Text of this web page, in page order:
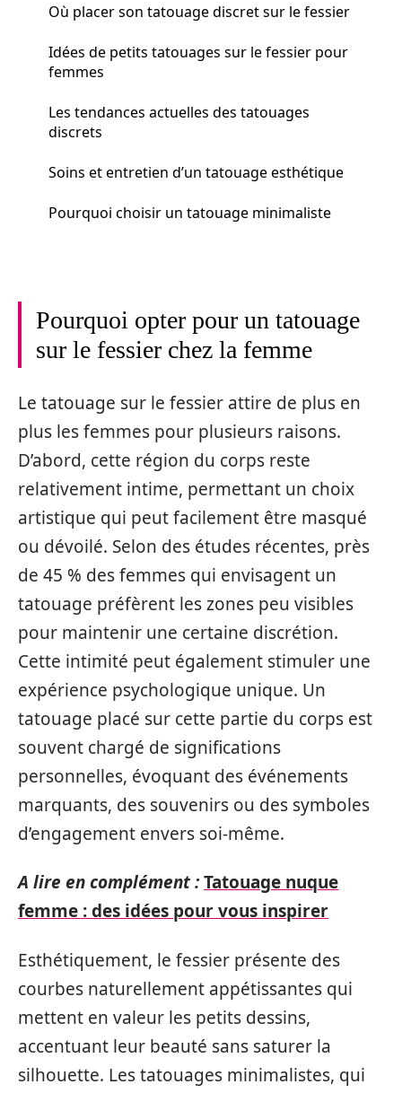
Où placer son tatouage discret sur le fessier
Idées de petits tatouages sur le fessier pour
femmes
Les tendances actuelles des tatouages
discrets
Soins et entretien d’un tatouage esthétique
Pourquoi choisir un tatouage minimaliste
Pourquoi opter pour un tatouage
sur le fessier chez la femme
Le tatouage sur le fessier attire de plus en
plus les femmes pour plusieurs raisons.
D’abord, cette région du corps reste
relativement intime, permettant un choix
artistique qui peut facilement être masqué
ou dévoilé. Selon des études récentes, près
de 45 % des femmes qui envisagent un
tatouage préfèrent les zones peu visibles
pour maintenir une certaine discrétion.
Cette intimité peut également stimuler une
expérience psychologique unique. Un
tatouage placé sur cette partie du corps est
souvent chargé de significations
personnelles, évoquant des événements
marquants, des souvenirs ou des symboles
d’engagement envers soi-même.
A lire en complément :Tatouage nuque
femme : des idées pour vous inspirer
Esthétiquement, le fessier présente des
courbes naturellement appétissantes qui
mettent en valeur les petits dessins,
accentuant leur beauté sans saturer la
silhouette. Les tatouages minimalistes, qui